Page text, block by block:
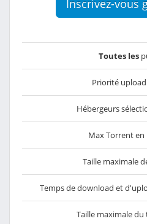
Inscrivez-vous
Toutes les
Priorité
Hébergeurs
Max Torrent en
Taille maximale
Temps de download et
Taille maximale